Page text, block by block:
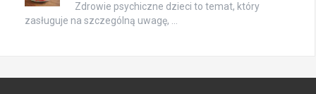
Zdrowie psychiczne dzieci to temat, który
zasługuje na szczególną uwagę, …